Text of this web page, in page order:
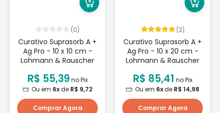
(0)
Curativo Suprasorb A +
Ag Pro - 10 x 10 cm -
Lohmann & Rauscher
R$ 55,39 no Pix
Ou em 6xde R$ 9,72
Comprar Agora
(2)
Curativo Suprasorb A +
Ag Pro - 10 x 20 cm -
Lohmann & Rauscher
R$ 85,41 no Pix
Ou em 6xde R$ 14,98
Comprar Agora